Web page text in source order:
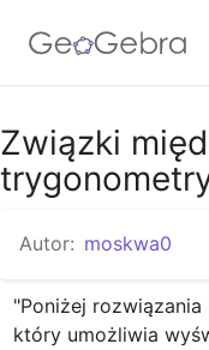
Google Classroom
Związki
Autor: moskwa0
"Poniżej
który umożliwia